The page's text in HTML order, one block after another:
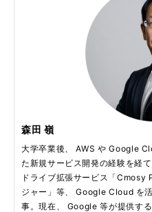
森田 嶺
大学卒業後、 AWS や Google
た新規サービス開発の経験を経
ドライブ拡張サービス「
ジャー」等、 Google Cloud を
事。現在、 Google 等が提供す